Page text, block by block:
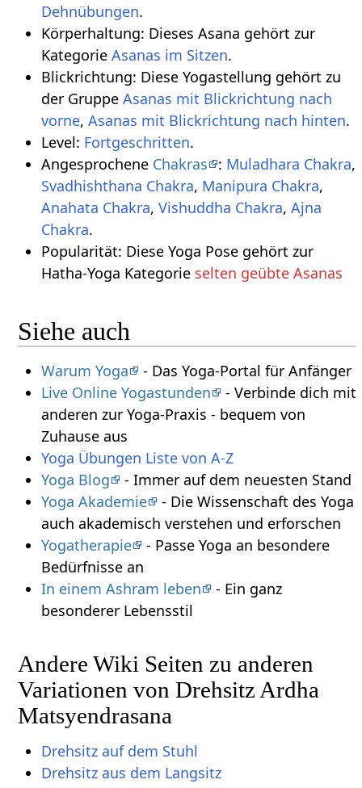
Dehnübungen.
Körperhaltung: Dieses Asana gehört zur
Kategorie Asanas im Sitzen.
Blickrichtung: Diese Yogastellung gehört zu
der Gruppe Asanas mit Blickrichtung nach
vorne, Asanas mit Blickrichtung nach hinten.
Level: Fortgeschritten.
Angesprochene Chakras : Muladhara Chakra,
Svadhishthana Chakra, Manipura Chakra,
Anahata Chakra, Vishuddha Chakra, Ajna
Chakra.
Popularität: Diese Yoga Pose gehört zur
Hatha-Yoga Kategorie selten geübte Asanas
Siehe auch
Warum Yoga
- Das Yoga-Portal für Anfänger
Live Online Yogastunden
- Verbinde dich mit
anderen zur Yoga-Praxis - bequem von
Zuhause aus
Yoga Übungen Liste von A-Z
Yoga Blog
- Immer auf dem neuesten Stand
Yoga Akademie
- Die Wissenschaft des Yoga
auch akademisch verstehen und erforschen
Yogatherapie
- Passe Yoga an besondere
Bedürfnisse an
In einem Ashram leben
- Ein ganz
besonderer Lebensstil
Andere Wiki Seiten zu anderen
Variationen von Drehsitz Ardha
Matsyendrasana
Drehsitz auf dem Stuhl
Drehsitz aus dem Langsitz